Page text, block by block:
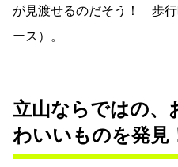
が見渡せるのだそう！ 歩
ース）。
立山ならではの、
わいいものを発見